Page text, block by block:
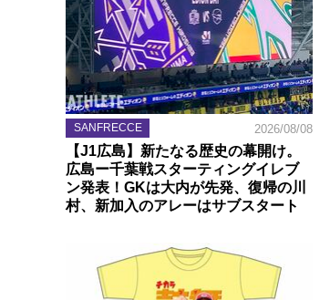
SANFRECCE 2026/08/08
【J1広島】新たなる歴史の幕開け。
広島ー千葉戦スターティングイレブ
ン発表！GKは大内が先発、復帰の川
村、新加入のアレーはサブスタート